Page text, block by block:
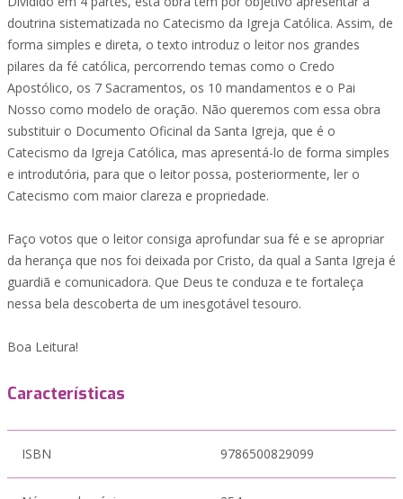
doutrina sistematizada no Catecismo da Igreja Católica. Assim, de
forma simples e direta, o texto introduz o leitor nos grandes
pilares da fé católica, percorrendo temas como o Credo
Apostólico, os 7 Sacramentos, os 10 mandamentos e o Pai
Nosso como modelo de oração. Não queremos com essa obra
substituir o Documento Oficinal da Santa Igreja, que é o
Catecismo da Igreja Católica, mas apresentá-lo de forma simples
e introdutória, para que o leitor possa, posteriormente, ler o
Catecismo com maior clareza e propriedade.
Faço votos que o leitor consiga aprofundar sua fé e se apropriar
da herança que nos foi deixada por Cristo, da qual a Santa Igreja é
guardiã e comunicadora. Que Deus te conduza e te fortaleça
nessa bela descoberta de um inesgotável tesouro.
Boa Leitura!
Características
ISBN 9786500829099